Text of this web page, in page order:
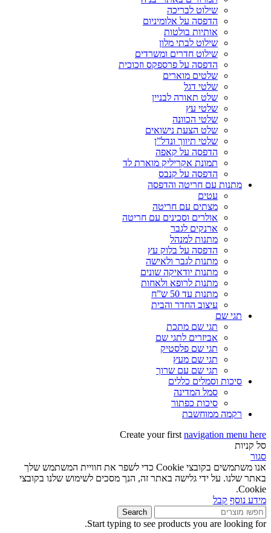
שילוט לבריכה
הדפסה על אלומיניום
אותיות בולטות
שילוט לבתי מלון
שילוט חדרים ומשרדים
הדפסה על פרספקס וזכוכית
שלטים מוארים
שלטי דגל
שלט תאורה לבניין
שלטי עץ
שלטי הכוונה
שלט הצעת נישואים
שלטי תיווך ונדל”ן
הדפסה על קאפה
תמונת אקריליק מוארת לד
הדפסה על קנבס
מתנות עם חריטה והדפסה
עטים
מצתים עם חריטה
אולרים וסכינים עם חריטה
ארנקים לגבר
מתנות למנהל
הדפסה על בלוק עץ
מתנות לגבר ולאישה
מתנות יודאיקה שונים
מתנות לרופא ולאחות
מתנות עד 50 ש”ח
עיצוב החדר והבית
תגי שם
תגי שם מתכת
אביזרים לתגי שם
תגי שם פלסטיק
תגי שם מעץ
תגי שם עם שרוך
סיכות וסמלים כללים
סמל המדינה
סיכות כפתור
רקמה ממוחשבת
Create your first navigation menu here
סל קניות
סגור
אנו משתמשים בקובצי Cookie כדי לשפר את חוויית המשתמש שלך
באתר שלנו. על ידי גלישה באתר זה, הנך מסכים לשימוש שלנו בקובצי
Cookie.
מידע נוסף קבל
Search
Start typing to see products you are looking for.